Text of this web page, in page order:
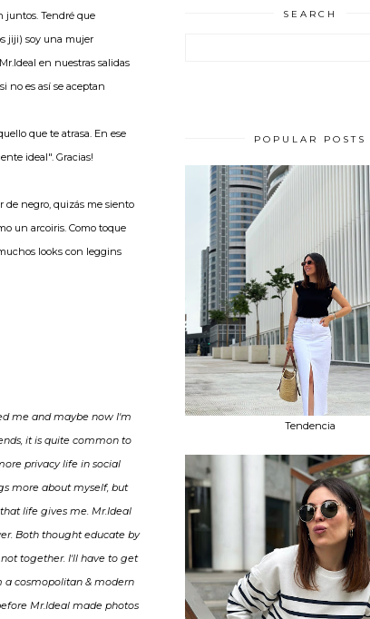
juntos. Tendré que
jiji) soy una mujer
en nuestras salidas
no es así se aceptan
que te atrasa. En ese
ideal". Gracias!
de negro, quizás me siento
un arcoiris. Como toque
looks con leggins
me and maybe now I'm
it is quite common to
privacy life in social
more about myself, but
life gives me. Mr.Ideal
Both thought educate by
together. I'll have to get
a cosmopolitan & modern
Mr.Ideal made photos
SEARCH
POPULAR POSTS
Tendencia